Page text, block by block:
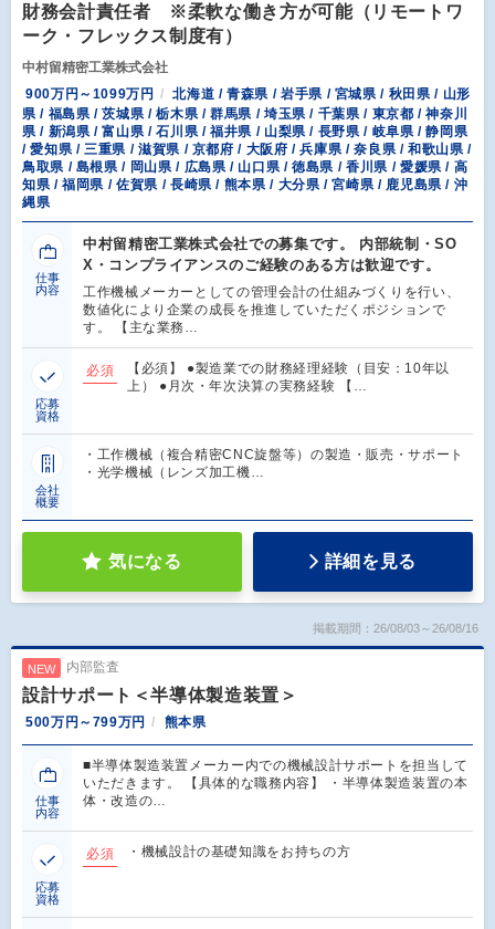
財務会計責任者 ※柔軟な働き方が可能（リモートワ
ーク・フレックス制度有）
中村留精密工業株式会社
900万円～1099万円
北海道 / 青森県 / 岩手県 / 宮城県 / 秋田県 / 山形
県 / 福島県 / 茨城県 / 栃木県 / 群馬県 / 埼玉県 / 千葉県 / 東京都 / 神奈川
県 / 新潟県 / 富山県 / 石川県 / 福井県 / 山梨県 / 長野県 / 岐阜県 / 静岡県
/ 愛知県 / 三重県 / 滋賀県 / 京都府 / 大阪府 / 兵庫県 / 奈良県 / 和歌山県 /
鳥取県 / 島根県 / 岡山県 / 広島県 / 山口県 / 徳島県 / 香川県 / 愛媛県 / 高
知県 / 福岡県 / 佐賀県 / 長崎県 / 熊本県 / 大分県 / 宮崎県 / 鹿児島県 / 沖
縄県
仕事
内容
中村留精密工業株式会社での募集です。 内部統制・SO
X・コンプライアンスのご経験のある方は歓迎です。
工作機械メーカーとしての管理会計の仕組みづくりを行い、
数値化により企業の成長を推進していただくポジションで
す。 【主な業務…
応募
資格
必須
【必須】 ●製造業での財務経理経験（目安：10年以
上） ●月次・年次決算の実務経験 【…
会社
概要
・工作機械（複合精密CNC旋盤等）の製造・販売・サポート
・光学機械（レンズ加工機…
気になる 詳細を見る
掲載期間：26/08/03～26/08/16
NEW 内部監査
設計サポート＜半導体製造装置＞
500万円～799万円 熊本県
仕事
内容
■半導体製造装置メーカー内での機械設計サポートを担当して
いただきます。 【具体的な職務内容】 ・半導体製造装置の本
体・改造の…
応募
資格
必須 ・機械設計の基礎知識をお持ちの方